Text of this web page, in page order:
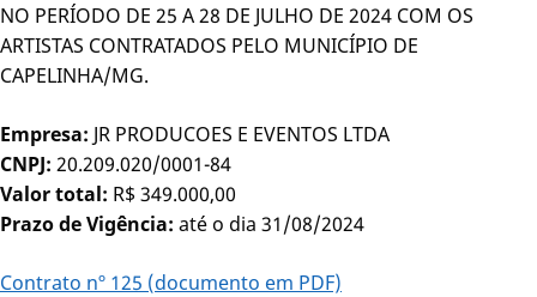
NO PERÍODO DE 25 A 28 DE JULHO DE 2024 COM OS
ARTISTAS CONTRATADOS PELO MUNICÍPIO DE
CAPELINHA/MG.
Empresa: JR PRODUCOES E EVENTOS LTDA
CNPJ: 20.209.020/0001-84
Valor total: R$ 349.000,00
Prazo de Vigência: até o dia 31/08/2024
Contrato nº 125 (documento em PDF)